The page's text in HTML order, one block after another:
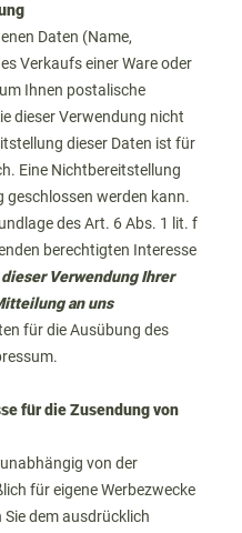
Daten (Name,
Verkaufs einer Ware oder
Ihnen postalische
dieser Verwendung nicht
dieser Daten ist für
Eine Nichtbereitstellung
geschlossen werden kann.
des Art. 6 Abs. 1 lit. f
berechtigten Interesse
Verwendung Ihrer
an uns
für die Ausübung des
für die Zusendung von
von der
für eigene Werbezwecke
dem ausdrücklich